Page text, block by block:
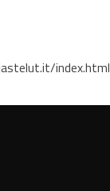
index.html